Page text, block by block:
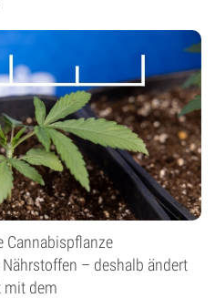
Cannabispflanze
– deshalb ändert
mit dem